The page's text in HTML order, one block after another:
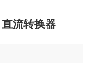
流转换器